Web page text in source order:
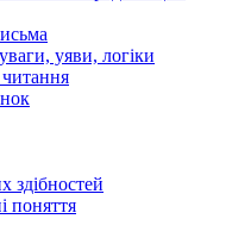
уяви, логіки
здібностей
поняття